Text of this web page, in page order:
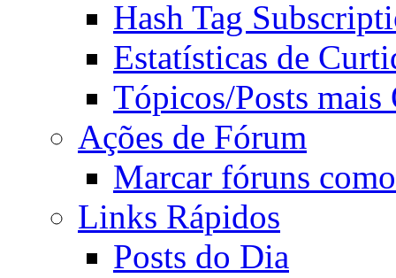
Hash Tag
Estatísticas de
Tópicos/Posts mais
Ações de Fórum
Marcar fóruns
Links Rápidos
Posts do Dia